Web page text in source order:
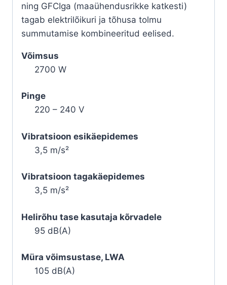
ning GFCIga (maaühendusrikke katkesti)
tagab elektrilõikuri ja tõhusa tolmu
summutamise kombineeritud eelised.
Võimsus
2700 W
Pinge
220 – 240 V
Vibratsioon esikäepidemes
3,5 m/​s²
Vibratsioon tagakäepidemes
3,5 m/​s²
Helirõhu tase kasutaja kõrvadele
95 dB(A)
Müra võimsustase, LWA
105 dB(A)